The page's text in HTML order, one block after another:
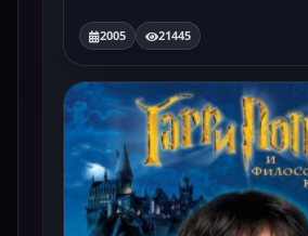
2005 21445